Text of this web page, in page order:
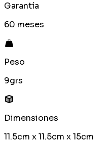
Garantía
60 meses
Peso
9grs
Dimensiones
11.5cm x 11.5cm x 15cm